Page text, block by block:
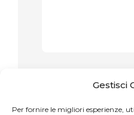
Gestisci
Per fornire le migliori esperienze,